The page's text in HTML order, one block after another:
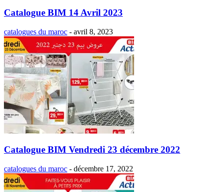
Catalogue BIM 14 Avril 2023
catalogues du maroc - avril 8, 2023
Catalogue BIM Vendredi 23 décembre 2022
catalogues du maroc - décembre 17, 2022